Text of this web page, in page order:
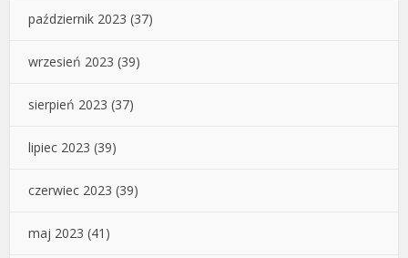
październik 2023 (37)
wrzesień 2023 (39)
sierpień 2023 (37)
lipiec 2023 (39)
czerwiec 2023 (39)
maj 2023 (41)